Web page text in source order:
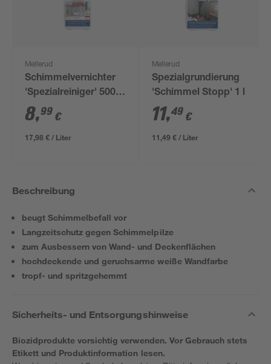
Mellerud
Schimmelvernichter
'Spezialreiniger' 500
ml
8,99 €
17,98 € / Liter
Mellerud
Spezialgrundierung
'Schimmel Stopp' 1 l
11,49 €
11,49 € / Liter
Beschreibung
beugt Schimmelbefall vor
Langzeitschutz gegen Schimmelpilze
zum Ausbessern von Wand- und Deckenflächen
hochdeckende und geruchsarme weiße Wandfarbe
tropf- und spritzgehemmt
Sicherheits- und Entsorgungshinweise
Biozidprodukte vorsichtig verwenden. Vor Gebrauch stets
Etikett und Produktinformation lesen.